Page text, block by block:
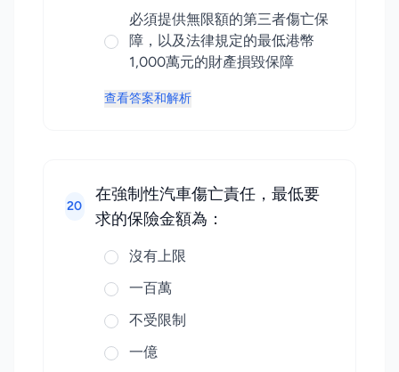
必須提供無限額的第三者傷亡保
障，以及法律規定的最低港幣
1,000萬元的財產損毀保障
查看答案和解析
20
在強制性汽車傷亡責任，最低要
求的保險金額為：
沒有上限
一百萬
不受限制
一億